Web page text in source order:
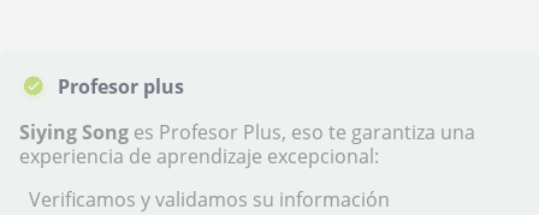
Profesor plus
Siying Song es Profesor Plus, eso te garantiza una
experiencia de aprendizaje excepcional:
Verificamos y validamos su información